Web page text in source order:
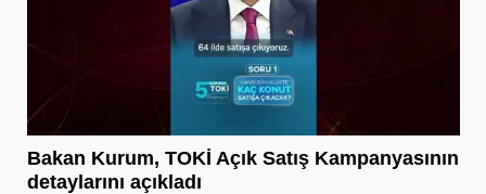
Bakan Kurum, TOKİ Açık Satış Kampanyasının
detaylarını açıkladı